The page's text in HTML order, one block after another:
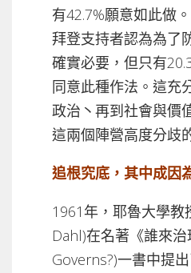
有42.7%願意如此做
拜登支持者認為為了
確實必要，但只有
同意此種作法。這充
政治丶再到社會與價
這兩個陣營高度分歧
追根究底，其中成因
1961年，耶魯大學
Dahl)在名著《誰來
Governs?)一書中提